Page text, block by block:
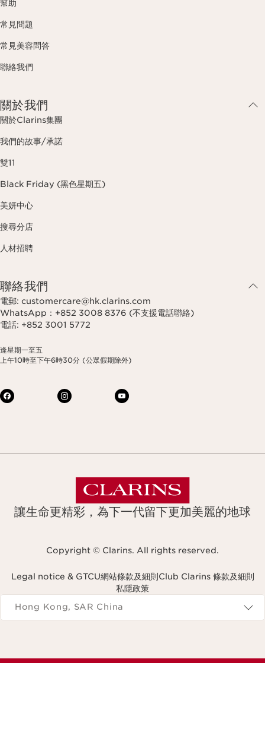
幫助
常見問題
常見美容問答
聯絡我們
關於我們
關於Clarins集團
我們的故事/承諾
雙11
Black Friday (黑色星期五)
美妍中心
搜尋分店
人材招聘
聯絡我們
電郵: customercare@hk.clarins.com
WhatsApp：+852 3008 8376 (不支援電話聯絡)
電話: +852 3001 5772
逢星期一至五
上午10時至下午6時30分 (公眾假期除外)
讓生命更精彩，為下一代留下更加美麗的地球
Copyright © Clarins. All rights reserved.
Legal notice & GTCU網站條款及細則Club Clarins 條款及細則
私隱政策
Navigates to
Hong Kong, SAR China